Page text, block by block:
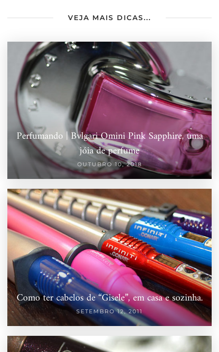
VEJA MAIS DICAS...
Perfumando | Bvlgari Omini Pink Sapphire, uma
jóia de perfume
OUTUBRO 10, 2018
Como ter cabelos de “Gisele”, em casa e sozinha.
SETEMBRO 12, 2011